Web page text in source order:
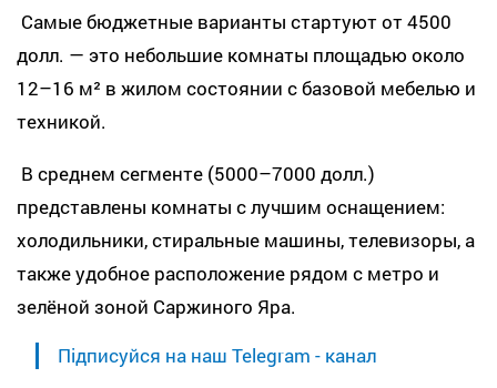
Самые бюджетные варианты стартуют от 4500
долл. — это небольшие комнаты площадью около
12–16 м² в жилом состоянии с базовой мебелью и
техникой.
В среднем сегменте (5000–7000 долл.)
представлены комнаты с лучшим оснащением:
холодильники, стиральные машины, телевизоры, а
также удобное расположение рядом с метро и
зелёной зоной Саржиного Яра.
Підписуйся на наш Telegram - канал